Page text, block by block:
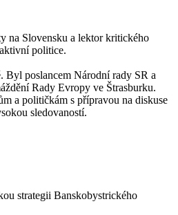
na Slovensku a lektor kritického
politice.
Byl poslancem Národní rady SR a
Rady Evropy ve Štrasburku.
a političkám s přípravou na diskuse
sledovaností.
strategii Banskobystrického